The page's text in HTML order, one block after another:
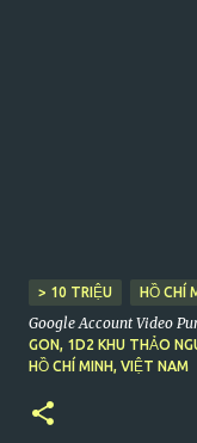
> 10 TRIỆU HỒ CHÍ
Google Account Video
GON, 1D2 KHU THẢO
HỒ CHÍ MINH, VIỆT NAM